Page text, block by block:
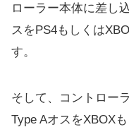
ローラー本体に差し
スをPS4もしくは
す。
そして、コントロー
Type AオスをXBOX